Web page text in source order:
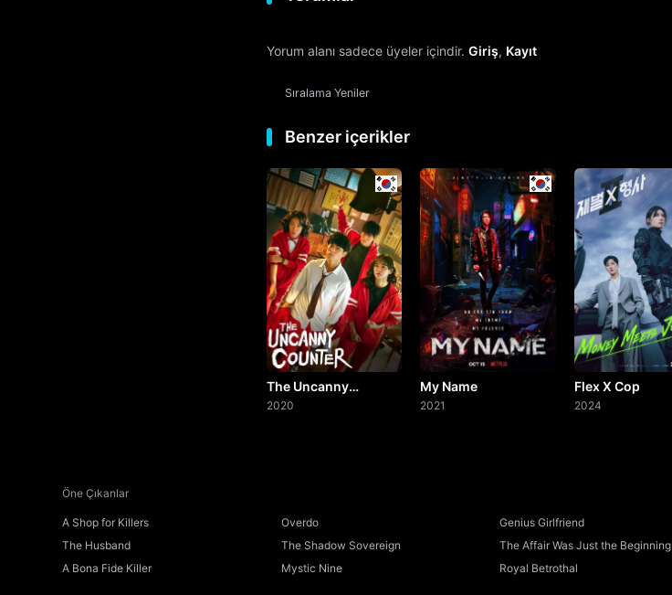
Yorum alanı sadece üyeler içindir. Giriş, Kayıt
Sıralama Yeniler
Benzer içerikler
The Uncanny
Counter
2020
My Name
2021
Flex X Cop
2024
Öne Çıkanlar
A Shop for Killers Overdo
Genius Girlfriend
The Husband
The Shadow Sovereign
The Affair Was Just the Beginning
A Bona Fide Killer
Mystic Nine Royal Betrothal